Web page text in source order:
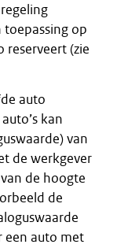
toepassing op
reserveert (zie
auto
kan
van
de werkgever
de hoogte
de
een auto met